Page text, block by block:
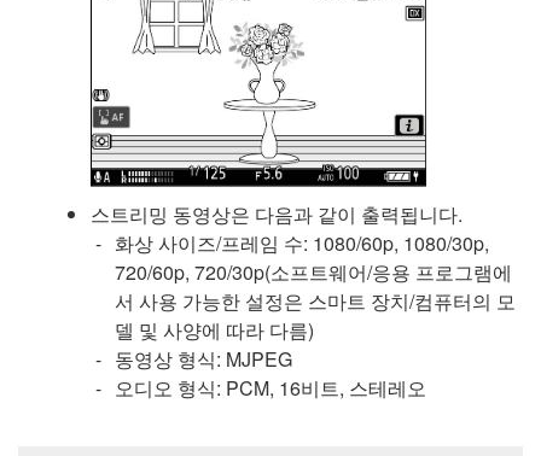
스트리밍 동영상은 다음과 같이 출력됩니다.
화상 사이즈/프레임 수: 1080/60p, 1080/30p,
720/60p, 720/30p(소프트웨어/응용 프로그램에
서 사용 가능한 설정은 스마트 장치/컴퓨터의 모
델 및 사양에 따라 다름)
동영상 형식: MJPEG
오디오 형식: PCM, 16비트, 스테레오